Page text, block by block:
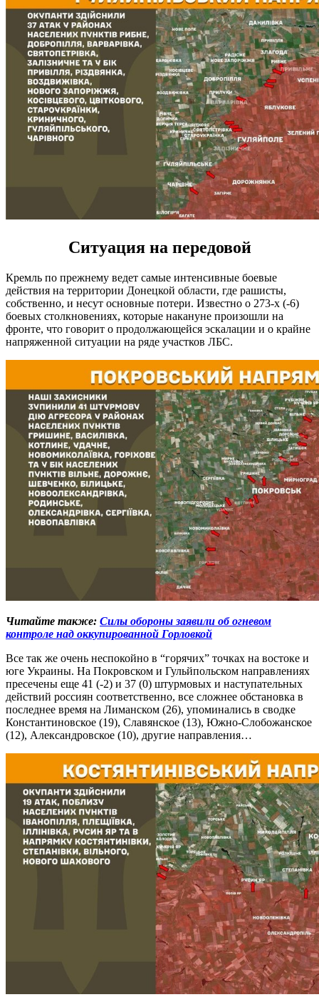
Ситуация на передовой
Кремль по прежнему ведет самые интенсивные боевые
действия на территории Донецкой области, где рашисты,
собственно, и несут основные потери. Известно о 273-х (-6)
боевых столкновениях, которые накануне произошли на
фронте, что говорит о продолжающейся эскалации и о крайне
напряженной ситуации на ряде участков ЛБС.
Читайте также: Силы обороны заявили об огневом
контроле над оккупированной Горловкой
Все так же очень неспокойно в “горячих” точках на востоке и
юге Украины. На Покровском и Гульйпольском направлениях
пресечены еще 41 (-2) и 37 (0) штурмовых и наступательных
действий россиян соответственно, все сложнее обстановка в
последнее время на Лиманском (26), упоминались в сводке
Константиновское (19), Славянское (13), Южно-Слобожанское
(12), Александровское (10), другие направления…